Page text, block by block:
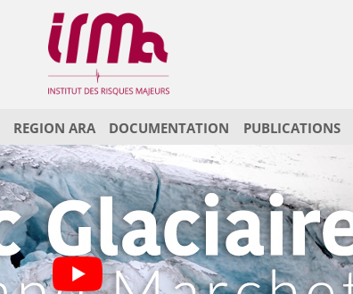
REGION ARA DOCUMENTATION PUBLICATIONS